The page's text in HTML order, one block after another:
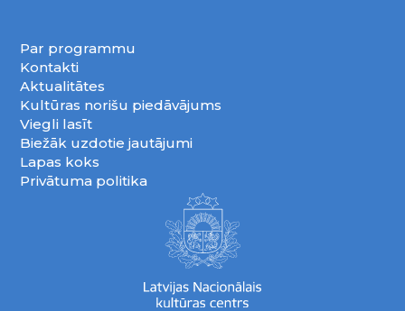
Par programmu
Kontakti
Aktualitātes
Kultūras norišu piedāvājums
Viegli lasīt
Biežāk uzdotie jautājumi
Lapas koks
Privātuma politika